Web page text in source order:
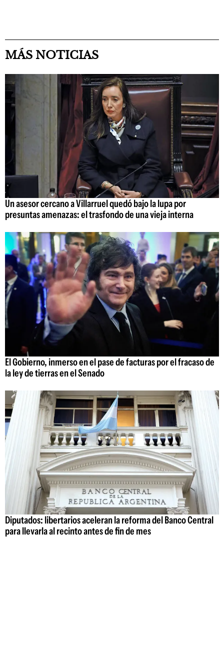
MÁS NOTICIAS
Un asesor cercano a Villarruel quedó bajo la lupa por
presuntas amenazas: el trasfondo de una vieja interna
El Gobierno, inmerso en el pase de facturas por el fracaso de
la ley de tierras en el Senado
Diputados: libertarios aceleran la reforma del Banco Central
para llevarla al recinto antes de fin de mes